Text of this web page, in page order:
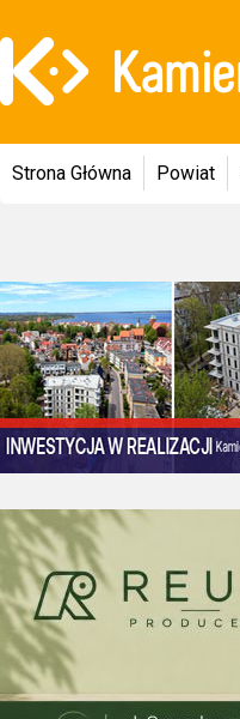
Strona Główna Powiat